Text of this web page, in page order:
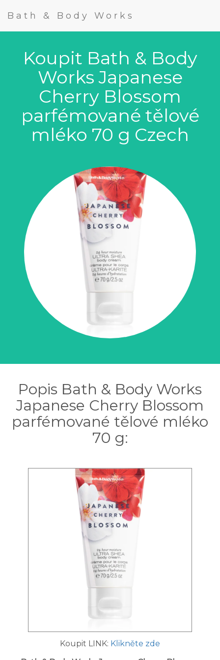
Bath & Body Works
Koupit Bath & Body
Works Japanese
Cherry Blossom
parfémované tělové
mléko 70 g Czech
Popis Bath & Body Works
Japanese Cherry Blossom
parfémované tělové mléko
70 g:
Koupit LINK: Klikněte zde